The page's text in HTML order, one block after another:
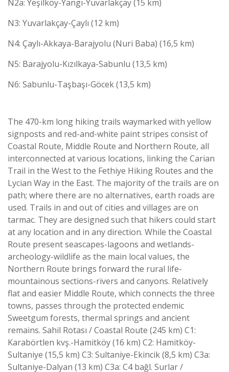
N2a: Yeşilköy-Yangı-Yuvarlakçay (15 km)
N3: Yuvarlakçay-Çaylı (12 km)
N4: Çaylı-Akkaya-Barajyolu (Nuri Baba) (16,5 km)
N5: Barajyolu-Kızılkaya-Sabunlu (13,5 km)
N6: Sabunlu-Taşbaşı-Göcek (13,5 km)
The 470-km long hiking trails waymarked with yellow
signposts and red-and-white paint stripes consist of
Coastal Route, Middle Route and Northern Route, all
interconnected at various locations, linking the Carian
Trail in the West to the Fethiye Hiking Routes and the
Lycian Way in the East. The majority of the trails are on
path; where there are no alternatives, earth roads are
used. Trails in and out of cities and villages are on
tarmac. They are designed such that hikers could start
at any location and in any direction. While the Coastal
Route present seascapes-lagoons and wetlands-
archeology-wildlife as the main local values, the
Northern Route brings forward the rural life-
mountainous sections-rivers and canyons. Relatively
flat and easier Middle Route, which connects the three
towns, passes through the protected endemic
Sweetgum forests, thermal springs and ancient
remains. Sahil Rotası / Coastal Route (245 km) C1:
Karabörtlen kvş.-Hamitköy (16 km) C2: Hamitköy-
Sultaniye (15,5 km) C3: Sultaniye-Ekincik (8,5 km) C3a:
Sultaniye-Dalyan (13 km) C3a: C4 bağl. Surlar /